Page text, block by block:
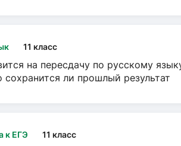
11 класс
на пересдачу по русскому
сохранится ли прошлый результат
к ЕГЭ 11 класс